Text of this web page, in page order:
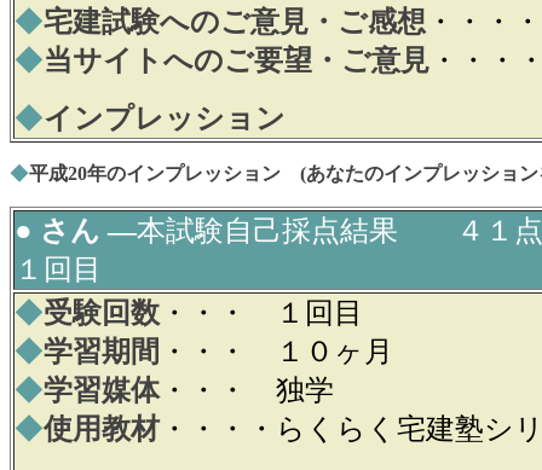
◆宅建試験へのご意見・ご感想 ・・・・
◆当サイトへのご要望・ご意見 ・・・
◆インプレッション
◆平成20年のインプレッション (あなたのインプレッショ
● さん ―本試験自己採点結果 ４１
１回目
◆受験回数 ・・・ １回目
◆学習期間 ・・・ １０ヶ月
◆学習媒体・・・ 独学
◆使用教材・・・・ らくらく宅建塾シ